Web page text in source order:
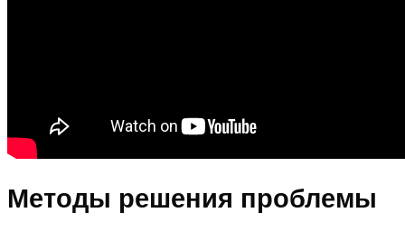
Методы решения проблемы